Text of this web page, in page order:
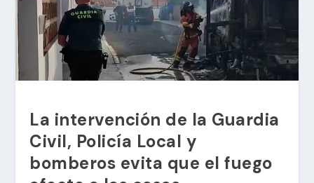
La intervención de la Guardia
Civil, Policía Local y
bomberos evita que el fuego